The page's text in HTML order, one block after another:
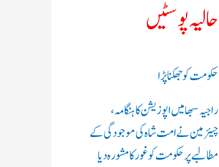
ر
ی
ں
:
حالیہ پوسٹیں
حکومت کو جھکنا پڑا
راجیہ سبھا میں اپوزیشن کا ہنگامہ،
چیئرمین نے امت شاہ کی موجودگی کے
مطالبے پر حکومت کو غور کا مشورہ دیا